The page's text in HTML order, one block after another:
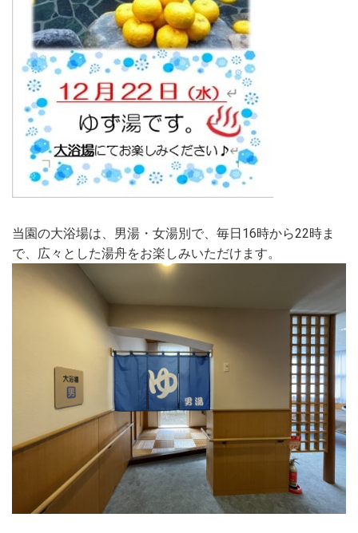
当園の大浴場は、男湯・女湯別で、毎日16時から22時ま
で、広々とした湯舟をお楽しみいただけます。